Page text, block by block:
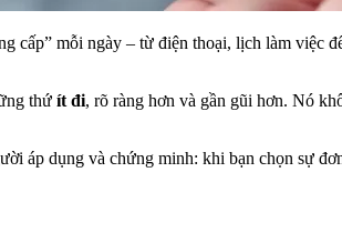
cấp” mỗi ngày – từ điện thoại, lịch làm việc
thứ ít đi, rõ ràng hơn và gần gũi hơn. Nó
áp dụng và chứng minh: khi bạn chọn sự